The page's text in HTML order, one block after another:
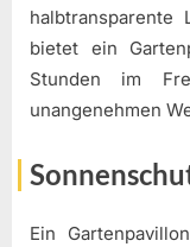
halbtransparente
bietet ein
Stunden im
unangenehmen
Ein